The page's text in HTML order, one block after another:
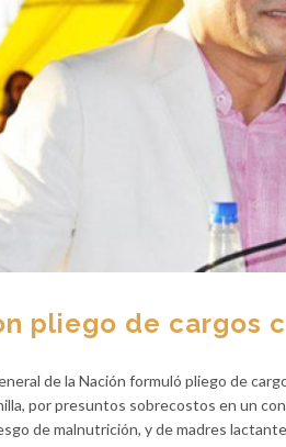
pliego de cargos
de la Nación formuló pliego de
por presuntos sobrecostos en un
de malnutrición, y de madres